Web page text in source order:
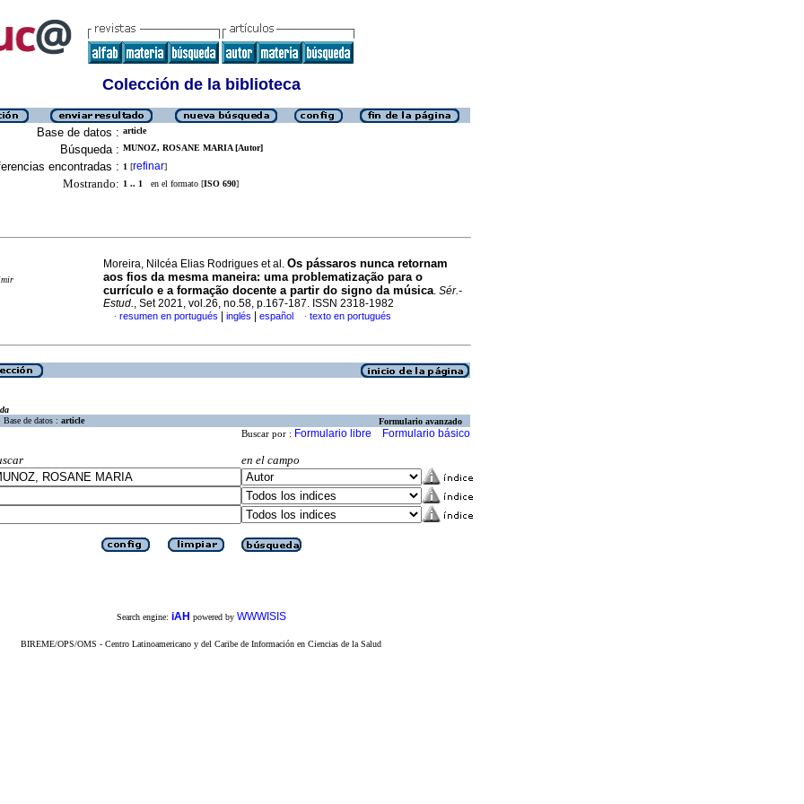
Colección de la biblioteca
Base de datos : article
Búsqueda : MUNOZ, ROSANE MARIA [Autor]
encontradas : 1 [refinar]
Mostrando: 1 .. 1 en el formato [ISO 690]
Moreira, Nilcéa Elias Rodrigues et al. Os pássaros nunca retornam
aos fios da mesma maneira: uma problematização para o
currículo e a formação docente a partir do signo da música. Sér.-
Estud., Set 2021, vol.26, no.58, p.167-187. ISSN 2318-1982
· resumen en portugués inglés español · texto en portugués
Base de datos : article Formulario avanzado
Buscar por : Formulario libre Formulario básico
en el campo
Search engine: iAH powered by WWWISIS
BIREME/OPS/OMS - Centro Latinoamericano y del Caribe de Información en Ciencias de la Salud